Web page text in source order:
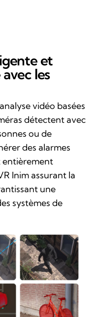
et
les
vidéo basées
détectent avec
ou de
des alarmes
entièrement
Inim assurant la
une
systèmes de